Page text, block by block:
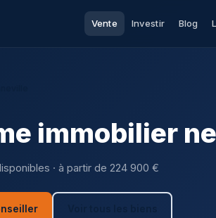
Vente Investir Blog
immobilier
· à partir de 224 900 €